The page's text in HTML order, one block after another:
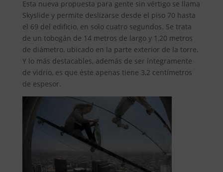
Esta nueva propuesta para gente sin vértigo se llama
Skyslide y permite deslizarse desde el piso 70 hasta
el 69 del edificio, en solo cuatro segundos. Se trata
de un tobogán de 14 metros de largo y 1,20 metros
de diámetro, ubicado en la parte exterior de la torre.
Y lo más destacables, además de ser íntegramente
de vidrio, es que éste apenas tiene 3,2 centímetros
de espesor.